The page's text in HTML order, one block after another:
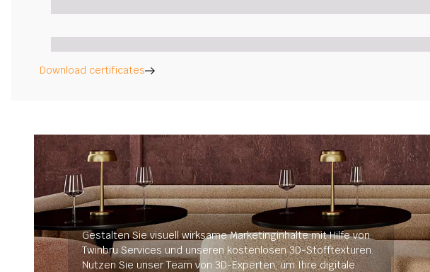
Download certificates
Gestalten Sie visuell wirksame Marketinginhalte mit Hilfe von
Twinbru Services und unseren kostenlosen 3D-Stofftexturen.
Nutzen Sie unser Team von 3D-Experten, um Ihre digitale